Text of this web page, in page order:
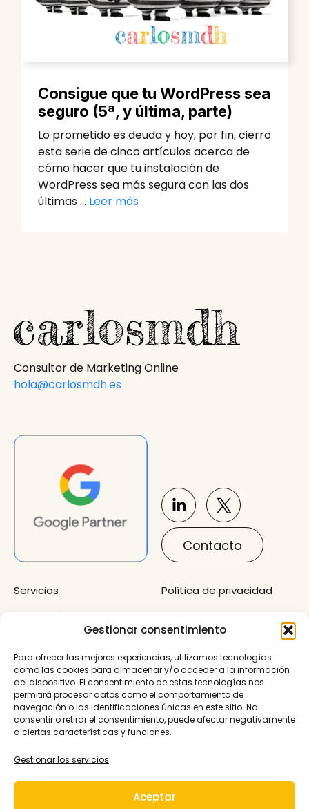
Gestionar consentimiento
Para ofrecer las mejores experiencias, utilizamos tecnologías
como las cookies para almacenar y/o acceder a la información
del dispositivo. El consentimiento de estas tecnologías nos
permitirá procesar datos como el comportamiento de
navegación o las identificaciones únicas en este sitio. No
consentir o retirar el consentimiento, puede afectar negativamente
a ciertas características y funciones.
Gestionar los servicios
Aceptar
Consigue que tu WordPress sea
seguro (5ª, y última, parte)
Lo prometido es deuda y hoy, por fin, cierro
esta serie de cinco artículos acerca de
cómo hacer que tu instalación de
WordPress sea más segura con las dos
últimas … Leer más
Consultor de Marketing Online
hola@carlosmdh.es
Contacto
Servicios
Sobre mí
Guías
Migra a Analytics 4
Política de privacidad
Esta web ha sido crerada gracias al programa
Básica en Internet